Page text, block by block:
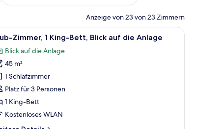
Anzeige von 23 von 23 Zimmern
auf Palmen.
Bett, einer Sitzecke, einem Esstisch und einem Fernseher.
Italienische Bettbezüge von Frette,
6 Zimmer, 1 King-Bett, Blick auf die Anlage
Blick auf die Anlage
45 m²
1 Schlafzimmer
Platz für 3 Personen
1 King-Bett
Kostenloses WLAN